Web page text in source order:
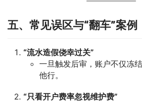
五、常见误区与“翻车”案例
“流水造假侥幸过关”
一旦触发后审，账户不仅冻
他行。
“只看开户费率忽视维护费”